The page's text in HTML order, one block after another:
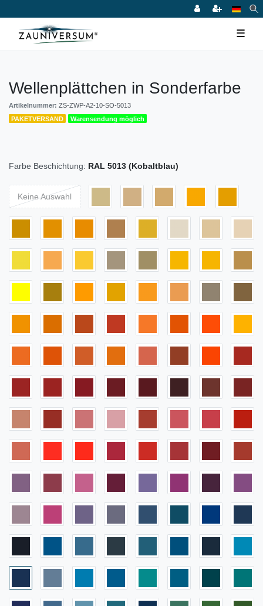
☰
Wellenplättchen in Sonderfarbe
Artikelnummer: ZS-ZWP-A2-10-SO-5013
PAKETVERSAND
Warensendung möglich
Farbe Beschichtung: RAL 5013 (Kobaltblau)
Keine Auswahl